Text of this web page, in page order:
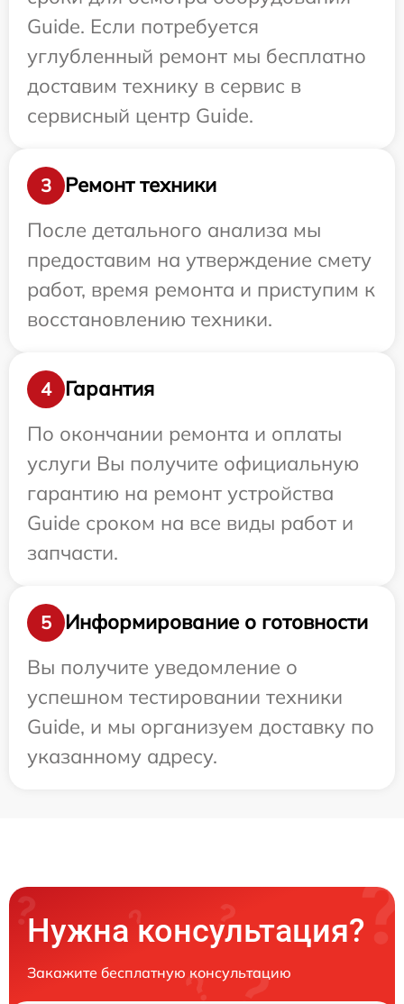
Guide. Если потребуется
углубленный ремонт мы бесплатно
доставим технику в сервис в
сервисный центр Guide.
3
Ремонт техники
После детального анализа мы
предоставим на утверждение смету
работ, время ремонта и приступим к
восстановлению техники.
4
Гарантия
По окончании ремонта и оплаты
услуги Вы получите официальную
гарантию на ремонт устройства
Guide сроком на все виды работ и
запчасти.
5
Информирование о готовности
Вы получите уведомление о
успешном тестировании техники
Guide, и мы организуем доставку по
указанному адресу.
Нужна консультация?
Закажите бесплатную консультацию